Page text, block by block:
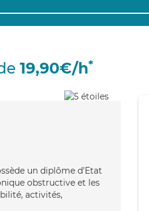
19,90€/h*
un diplôme d'Etat
obstructive et les
activités,